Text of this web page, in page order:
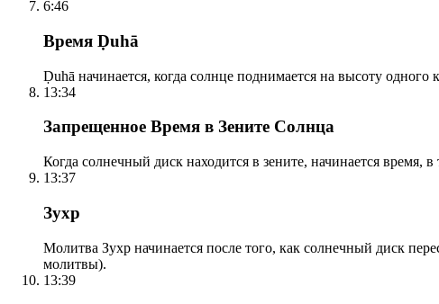
6:46
Время Ḍuhā
Ḍuhā начинается, когда солнце поднимается на высоту
13:34
Запрещенное Время в Зените Солнца
Когда солнечный диск находится в зените, начинается время,
13:37
Зухр
Молитва Зухр начинается после того, как солнечный диск
молитвы).
13:39